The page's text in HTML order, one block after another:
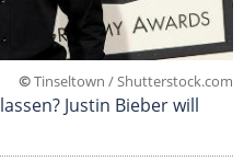
©Tinseltown / Shutterstock.com
Justin Bieber will